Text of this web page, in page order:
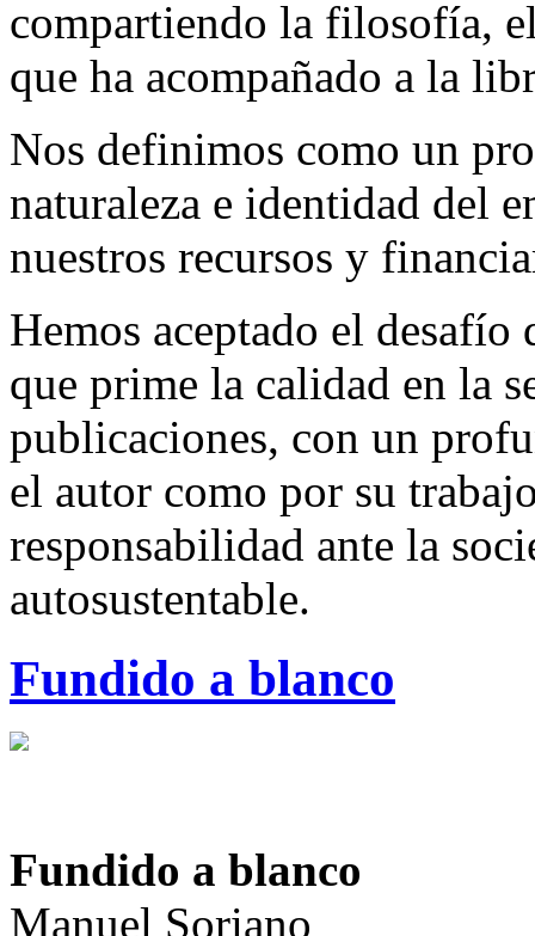
compartiendo la filosofía,
que ha acompañado a la
Nos definimos como un
naturaleza e identidad del
nuestros recursos y
Hemos aceptado el
que prime la calidad en la
publicaciones, con un
el autor como por su
responsabilidad ante la
autosustentable.
Fundido a blanco
Fundido a blanco
Manuel Soriano